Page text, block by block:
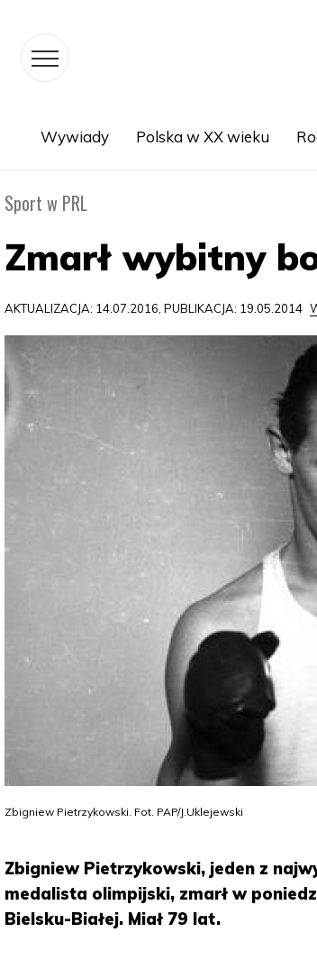
Wywiady Polska w XX wieku
Sport w PRL
Zmarł wybitny
AKTUALIZACJA: 14.07.2016, PUBLIKACJA: 19.05.2014
Zbigniew Pietrzykowski. Fot. PAP/J.Uklejewski
Zbigniew Pietrzykowski, jeden z
medalista olimpijski, zmarł w
Bielsku-Białej. Miał 79 lat.